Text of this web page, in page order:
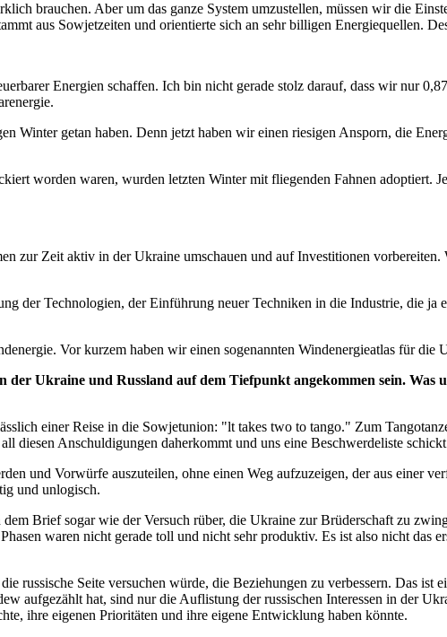
brauchen. Aber um das ganze System umzustellen, müssen wir die
aus Sowjetzeiten und orientierte sich an sehr billigen Energiequellen.
Energien schaffen. Ich bin nicht gerade stolz darauf, dass wir nur 0,87
Winter getan haben. Denn jetzt haben wir einen riesigen Ansporn, die
worden waren, wurden letzten Winter mit fliegenden Fahnen adoptiert.
zur Zeit aktiv in der Ukraine umschauen und auf Investitionen vorbereiten.
der Technologien, der Einführung neuer Techniken in die Industrie, die ja
Vor kurzem haben wir einen sogenannten Windenergieatlas für die
der Ukraine und Russland auf dem Tiefpunkt angekommen sein.
einer Reise in die Sowjetunion: "lt takes two to tango." Zum
diesen Anschuldigungen daherkommt und uns eine Beschwerdeliste
und Vorwürfe auszuteilen, ohne einen Weg aufzuzeigen, der aus einer
und unlogisch.
Brief sogar wie der Versuch rüber, die Ukraine zur Brüderschaft zu
waren nicht gerade toll und nicht sehr produktiv. Es ist also nicht das
russische Seite versuchen würde, die Beziehungen zu verbessern. Das ist
aufgezählt hat, sind nur die Auflistung der russischen Interessen in der
ihre eigenen Prioritäten und ihre eigene Entwicklung haben könnte.